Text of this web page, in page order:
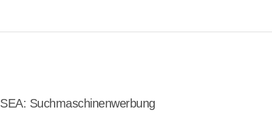
SEA: Suchmaschinenwerbung